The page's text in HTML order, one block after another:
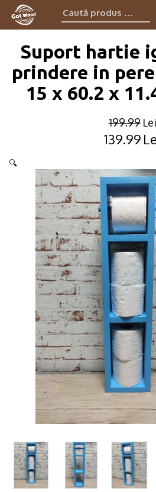
Caută
produs:
Suport hartie
prindere in
15 x 60.2 x
199.99 Lei
was:
139.99
is:
🔍